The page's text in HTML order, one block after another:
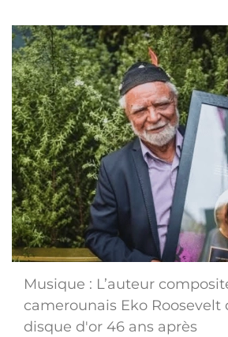
Musique : L’auteur
camerounais Eko Roosevelt
disque d'or 46 ans après